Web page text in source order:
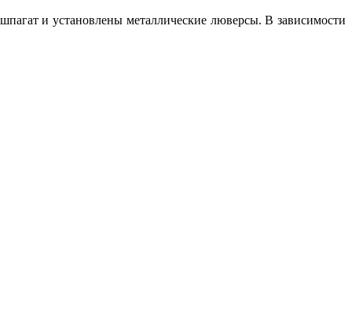
и установлены металлические люверсы.В зависимости